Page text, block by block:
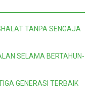
TANPA SENGAJA
SELAMA BERTAHUN-
GENERASI TERBAIK